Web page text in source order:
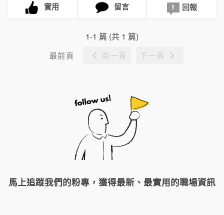
實用 留言 回報
1-1 篇 (共 1 篇)
最前頁 前一頁 下一頁
馬上追蹤我們的粉專，獲得最新、最實用的職場資訊